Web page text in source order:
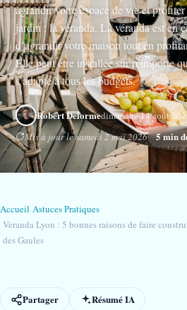
agrandir votre espace de vie et
jardin : la véranda. La véranda est en
d’agrandir votre maison tout en
Elle peut être installée sur n’importe
s’adapte à tous les budgets.
Robert Delormedimanche 14 août
Mis à jour le samedi 2 mai 2026
5 min
Accueil Astuces Pratiques
Veranda Lyon : 5 bonnes raisons de faire
des Gaules
Partager
Résumé IA